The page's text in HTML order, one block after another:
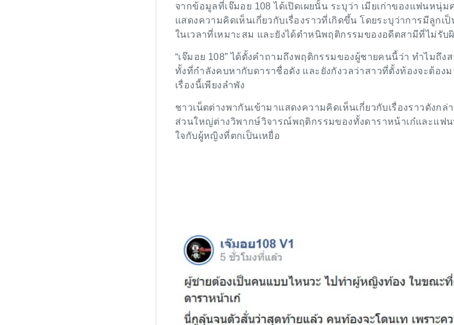
จากข้อมูลที่เจ๊มอย 108 ได้เปิดเผยนั้น ระบุว่า เมียเก่าของแฟนหนุ่
แสดงความคิดเห็นเกี่ยวกับเรื่องราวที่เกิดขึ้น โดยระบุว่าการมีลูกเ
ในเวลาที่เหมาะสม และยังได้ตำหนิพฤติกรรมของอดีตสามีที่ไม่รับ
“เจ๊มอย 108” ได้ตั้งคำถามถึงพฤติกรรมของผู้ชายคนนี้ว่า ทำไมถึง
ทั้งที่กำลังคบหากับดาราชื่อดัง และยังกังวลว่าสาวที่ตั้งท้องจะต้อง
เรื่องนี้เพียงลำพัง
ชาวเน็ตต่างพากันเข้ามาแสดงความคิดเห็นเกี่ยวกับเรื่องราวดังกล่
ส่วนใหญ่ต่างวิพากษ์วิจารณ์พฤติกรรมของทั้งดาราหน้าเก๋และแฟ
ใจกับผู้หญิงที่ตกเป็นเหยื่อ